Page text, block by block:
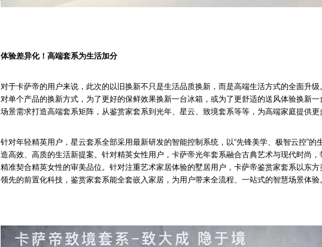
体验差异化！高端套系为生活加分
对于卡萨帝的用户来说，此次的以旧换新不只是生活品质换新，而是高端生活方式的全面升
对单个产品的换新方式，为了更好的保鲜效果换新一台冰箱，或为了更舒适的送风体验换新
场景需求打造高端套系矩阵，从鉴赏家套系到光年、星云、致境套系等等，为高端家庭提供更
针对年轻精英用户，星云套系全部采用最新研发的智能控制系统，以“先锋美学、极智云控”
造高效、高质的生活新提案。针对精英女性用户，卡萨帝光年套系融合古典艺术与现代时尚
精准契合精英女性的审美品位。针对注重艺术家居体验的墅居用户，卡萨帝鉴赏家套系以东
领先的前置化科技，鉴赏家套系能全套嵌入家居，为用户带来全流程、一站式的智慧场景体验